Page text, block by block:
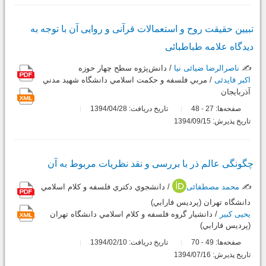
تبیین حقیقت روح و استعمالات قرآنی و روایی آن با توجه به
دیدگاه علامه طباطبائی
✍️ ناصرالرضا ضیائی نیا / دانش‌پژوه سطح چهار حوزه
اکبر فایدئی / مربي فلسفه و حكمت اسلامي دانشگاه شهيد مدني
آذربايجان
صفحه‌ها: 27
-
تاریخ دریافت: 1394/04/28
تاریخ پذیرش: 1394/09/15
چگونگی عالم ذر با بررسی و نقد نظریات مربوط به آن
✍️ محمد مصطفائی
/ دانشجوي دکتري فلسفه و كلام اسلامي
دانشگاه تهران (پرديس فارابي)
یحیی کبیر / دانشيار گروه فلسفه و كلام اسلامي دانشگاه تهران
(پرديس فارابي)
صفحه‌ها: 49
-
تاریخ دریافت: 1394/02/10
تاریخ پذیرش: 1394/07/16